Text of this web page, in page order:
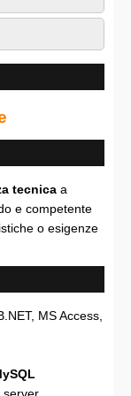
tecnica a
e competente
o esigenze
MS Access,
server